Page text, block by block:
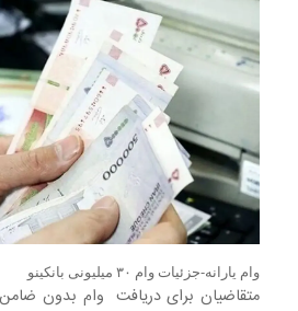
وام یارانه-جزئیات وام ۳۰ میلیونی بانکینو